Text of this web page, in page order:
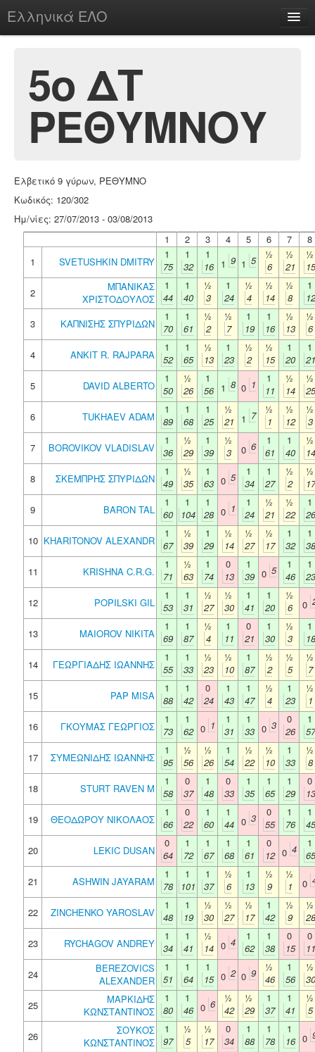
Ελληνικά ΕΛΟ
chesstu.be @ discord
Login
5ο ΔΤ
ΡΕΘΥΜΝΟΥ
Ελβετικό 9 γύρων, ΡΕΘΥΜΝΟ
Κωδικός: 120/302
Ημ/νίες: 27/07/2013 - 03/08/2013
1
2 3 4 5 6 7
8
1
SVETUSHKIN DMITRY
1
75
1
32
1
16
1 9 1 5
½
6
½
21
½
15
2
ΜΠΑΝΙΚΑΣ
ΧΡΙΣΤΟΔΟΥΛΟΣ
1
44
1
40
½
3
1
24
½
4
½
14
½
8
1
12
3
ΚΑΠΝΙΣΗΣ ΣΠΥΡΙΔΩΝ
1
70
1
61
½
2
½
7
1
19
1
16
½
13
½
6
4
ANKIT R. RAJPARA
1
52
1
65
½
13
1
23
½
2
½
15
1
20
1
21
5
DAVID ALBERTO
1
50
½
26
1
56
1 8 0 1
1
11
½
14
½
25
6
TUKHAEV ADAM
1
89
1
68
1
25
½
21
1 7
½
1
½
12
½
3
7
BOROVIKOV VLADISLAV
1
36
½
29
1
39
½
3
0 6
1
61
1
40
½
14
8
ΣΚΕΜΠΡΗΣ ΣΠΥΡΙΔΩΝ
1
49
½
35
1
63 0 5
1
34
1
27
½
2
½
17
9
BARON TAL
1
60
1
104
1
28 0 1
1
24
½
21
½
22
1
26
10 KHARITONOV ALEXANDR
1
67
½
39
1
29
½
14
½
27
½
17
1
32
1
38
11
KRISHNA C.R.G.
1
71
½
63
1
74
0
13
1
39 0 5
1
46
1
23
12
POPILSKI GIL
1
53
1
31
½
27
½
30
1
41
1
20
½
6
0
13 MAIOROV NIKITA
1
69
1
87
½
4
1
11
0
21
1
30
½
3
1
18
14
ΓΕΩΡΓΙΑΔΗΣ ΙΩΑΝΝΗΣ
1
55
1
33
½
23
½
10
1
87
½
2
½
5
½
7
15
PAP MISA
1
88
1
42
0
24
1
43
1
47
½
4
1
23
½
1
16
ΓΚΟΥΜΑΣ ΓΕΩΡΓΙΟΣ
1
73
1
62 0 1
1
31
1
33 0 3
0
26
1
57
17
ΣΥΜΕΩΝΙΔΗΣ ΙΩΑΝΝΗΣ
1
95
½
56
½
26
1
54
½
22
½
10
1
33
½
8
18
STURT RAVEN M
1
58
0
37
1
48
0
33
1
35
1
65
1
29
0
13
19
ΘΕΟΔΩΡΟΥ ΝΙΚΟΛΑΟΣ
1
66
0
22
1
60
1
44 0 3
0
55
1
76
1
45
20
LEKIC DUSAN
0
64
1
72
1
67
1
68
1
61
0
12 0 4
1
65
21
ASHWIN JAYARAM
1
78
1
101
1
37
½
6
1
13
½
9
½
1
0
22 ZINCHENKO YAROSLAV
1
48
1
19
½
30
½
27
½
17
1
42
½
9
½
28
23
RYCHAGOV ANDREY
1
34
1
41
½
14 0 4
1
62
1
38
0
15
0
11
24
BEREZOVICS
ALEXANDER
1
51
1
64
1
15 0 2 0 9
½
46
1
56
½
30
25
ΜΑΡΚΙΔΗΣ
ΚΩΝΣΤΑΝΤΙΝΟΣ
1
80
1
46 0 6
½
42
½
29
1
37
1
41
½
5
26
ΣΟΥΚΟΣ
ΚΩΝΣΤΑΝΤΙΝΟΣ
1
97
½
5
½
17
0
34
1
88
1
78
1
16 0